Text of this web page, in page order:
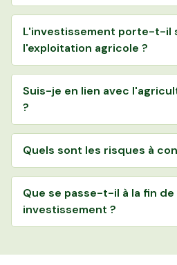
L'investissement porte-t-il
l'exploitation agricole ?
Suis-je en lien avec
?
Quels sont les risques à
Que se passe-t-il à la fin de
investissement ?